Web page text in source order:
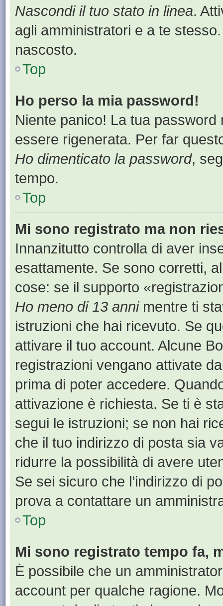
Nascondi il tuo stato in linea.
agli amministratori e a te
nascosto.
Top
Ho perso la mia password!
Niente panico! La tua
essere rigenerata. Per far
Ho dimenticato la password,
tempo.
Top
Mi sono registrato ma non
Innanzitutto controlla di aver
esattamente. Se sono corretti,
cose: se il supporto
Ho meno di 13 annimentre ti
istruzioni che hai ricevuto. Se
attivare il tuo account. Alcune
registrazioni vengano attivate
prima di poter accedere.
attivazione è richiesta. Se ti è
segui le istruzioni; se non hai
che il tuo indirizzo di posta sia
ridurre la possibilità di avere
Se sei sicuro che l’indirizzo di
prova a contattare un
Top
Mi sono registrato tempo fa,
È possibile che un
account per qualche ragione.